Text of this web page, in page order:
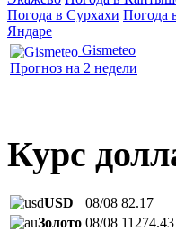
Погода в Сурхахи Погода
Яндаре
Gismeteo
Прогноз на 2 недели
Курс
USD 08/08 82.17
Золото 08/08 11274.43